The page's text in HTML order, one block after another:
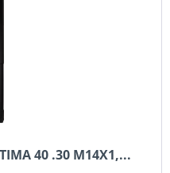
40 .30 M14X1,...